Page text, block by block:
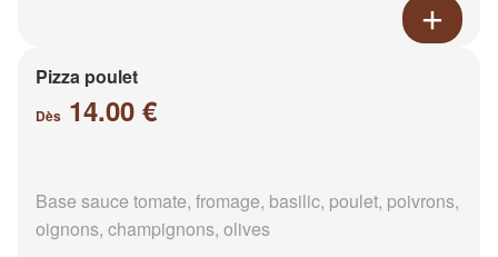
Pizza poulet
Dès 14.00 €
Base sauce tomate, fromage, basilic, poulet, poivrons,
oignons, champignons, olives